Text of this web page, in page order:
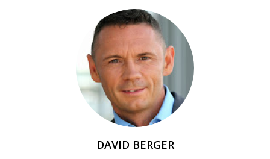
DAVID BERGER